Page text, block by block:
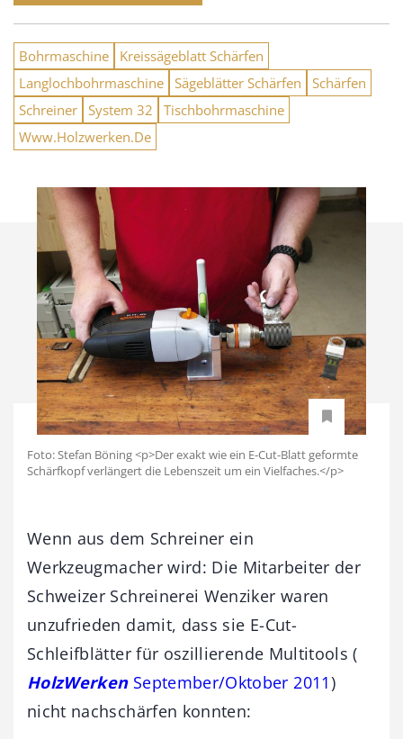
Bohrmaschine
Kreissägeblatt Schärfen
Langlochbohrmaschine Sägeblätter Schärfen
Schärfen
Schreiner System 32
Tischbohrmaschine
Www.Holzwerken.De
Foto: Stefan Böning <p>Der exakt wie ein E-Cut-Blatt geformte
Schärfkopf verlängert die Lebenszeit um ein Vielfaches.</p>
Wenn aus dem Schreiner ein
Werkzeugmacher wird: Die Mitarbeiter der
Schweizer Schreinerei Wenziker waren
unzufrieden damit, dass sie E-Cut-
Schleifblätter für ­oszillierende Multitools (
HolzWerkenSeptember/Oktober 2011)
nicht nachschärfen konnten: